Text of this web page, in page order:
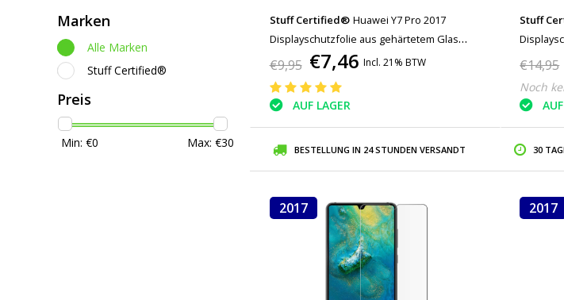
Marken
Alle Marken
Stuff Certified®
Preis
Min: €0 Max: €30
Stuff Certified® Huawei Y7 Pro 2017
Displayschutzfolie aus gehärtetem Glas
Filmglas aus gehärtetem Glas
€9,95 €7,46 Incl. 21% BTW
AUF LAGER
Stuff
Filmglas
€14,95
Noch
BESTELLUNG IN 24 STUNDEN VERSANDT 30
2017 2017